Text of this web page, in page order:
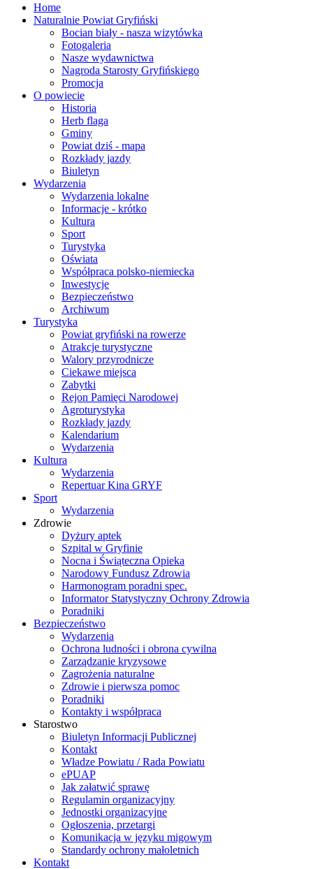
Home
Naturalnie Powiat Gryfiński
Bocian biały - nasza wizytówka
Fotogaleria
Nasze wydawnictwa
Nagroda Starosty Gryfińskiego
Promocja
O powiecie
Historia
Herb flaga
Gminy
Powiat dziś - mapa
Rozkłady jazdy
Biuletyn
Wydarzenia
Wydarzenia lokalne
Informacje - krótko
Kultura
Sport
Turystyka
Oświata
Współpraca polsko-niemiecka
Inwestycje
Bezpieczeństwo
Archiwum
Turystyka
Powiat gryfiński na rowerze
Atrakcje turystyczne
Walory przyrodnicze
Ciekawe miejsca
Zabytki
Rejon Pamięci Narodowej
Agroturystyka
Rozkłady jazdy
Kalendarium
Wydarzenia
Kultura
Wydarzenia
Repertuar Kina GRYF
Sport
Wydarzenia
Zdrowie
Dyżury aptek
Szpital w Gryfinie
Nocna i Świąteczna Opieka
Narodowy Fundusz Zdrowia
Harmonogram poradni spec.
Informator Statystyczny Ochrony Zdrowia
Poradniki
Bezpieczeństwo
Wydarzenia
Ochrona ludności i obrona cywilna
Zarządzanie kryzysowe
Zagrożenia naturalne
Zdrowie i pierwsza pomoc
Poradniki
Kontakty i współpraca
Starostwo
Biuletyn Informacji Publicznej
Kontakt
Władze Powiatu / Rada Powiatu
ePUAP
Jak załatwić sprawę
Regulamin organizacyjny
Jednostki organizacyjne
Ogłoszenia, przetargi
Komunikacja w języku migowym
Standardy ochrony małoletnich
Kontakt